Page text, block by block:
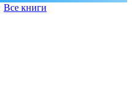
Все книги